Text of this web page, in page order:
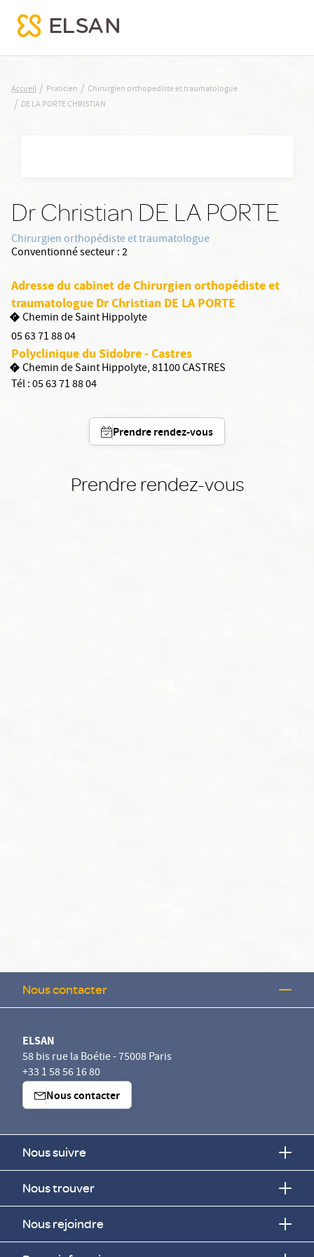
Nx:Aller
DE LA PORTE CHRISTIAN
Accueil / Praticien / Chirurgien orthopediste et traumatologue
/ DE LA PORTE CHRISTIAN
Dr Christian DE LA PORTE
Chirurgien orthopédiste et traumatologue
Conventionné secteur :2
Adresse du cabinet de Chirurgien orthopédiste et
traumatologue Dr Christian DE LA PORTE
Chemin de Saint Hippolyte
05 63 71 88 04
Polyclinique du Sidobre - Castres
Chemin de Saint Hippolyte, 81100 CASTRES
Tél :05 63 71 88 04
Prendre rendez-vous
Prendre rendez-vous
Nous contacter
ELSAN
58 bis rue la Boétie - 75008 Paris
+33 1 58 56 16 80
Nous contacter
Nous suivre
Nous trouver
Nous rejoindre